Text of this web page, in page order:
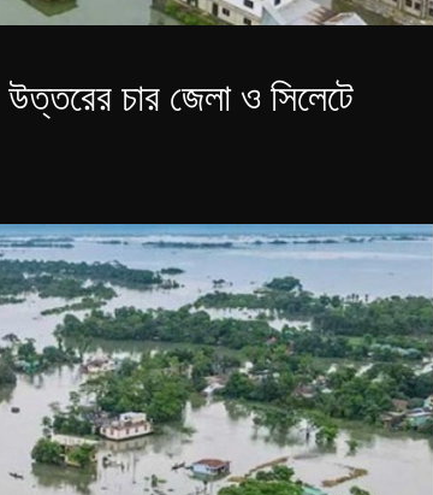
চার জেলা ও সিলেটে